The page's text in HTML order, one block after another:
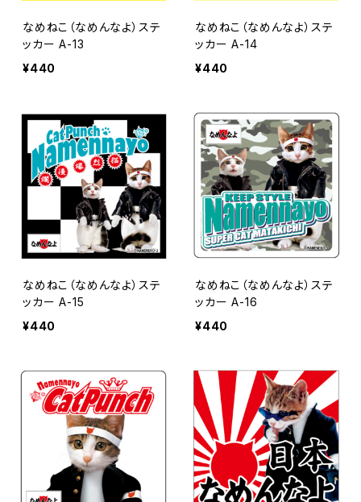
なめねこ（なめんなよ）ステ
ッカー A-13
¥440
なめねこ（なめんなよ）ステ
ッカー A-14
¥440
なめねこ（なめんなよ）ステ
ッカー A-15
¥440
なめねこ（なめんなよ）ステ
ッカー A-16
¥440